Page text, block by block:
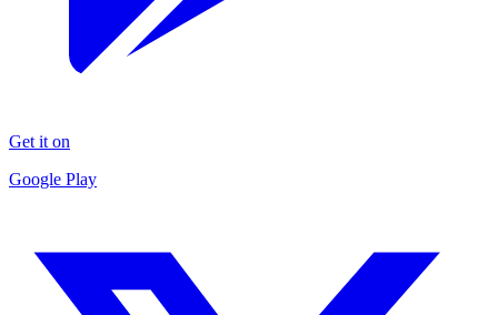
Get it on
Google Play